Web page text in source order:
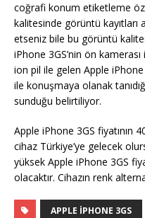
coğrafi konum etiketleme
kalitesinde görüntü kayıtları
etseniz bile bu görüntü
iPhone 3GS’nin ön
ion pil ile gelen Apple
ile konuşmaya olanak
sunduğu belirtiliyor.
Apple iPhone 3GS fiyatının
cihaz Türkiye’ye gelecek
yüksek Apple iPhone 3GS
olacaktır. Cihazın renk
APPLE IPHONE 3GS